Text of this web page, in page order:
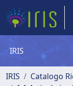
IRIS
IRIS Catalogo